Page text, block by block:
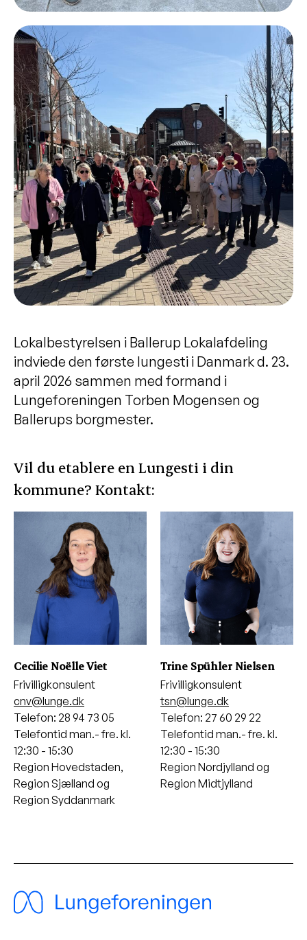
Lokalbestyrelsen i Ballerup Lokalafdeling
indviede den første lungesti i Danmark d. 23.
april 2026 sammen med formand i
Lungeforeningen Torben Mogensen og
Ballerups borgmester.
Vil du etablere en Lungesti i din
kommune? Kontakt:
Cecilie Noëlle Viet
Frivilligkonsulent
cnv@lunge.dk
Telefon: 28 94 73 05
Telefontid man.- fre. kl.
12:30 - 15:30
Region Hovedstaden,
Region Sjælland og
Region Syddanmark
Trine Spühler Nielsen
Frivilligkonsulent
tsn@lunge.dk
Telefon: 27 60 29 22
Telefontid man.- fre. kl.
12:30 - 15:30
Region Nordjylland og
Region Midtjylland